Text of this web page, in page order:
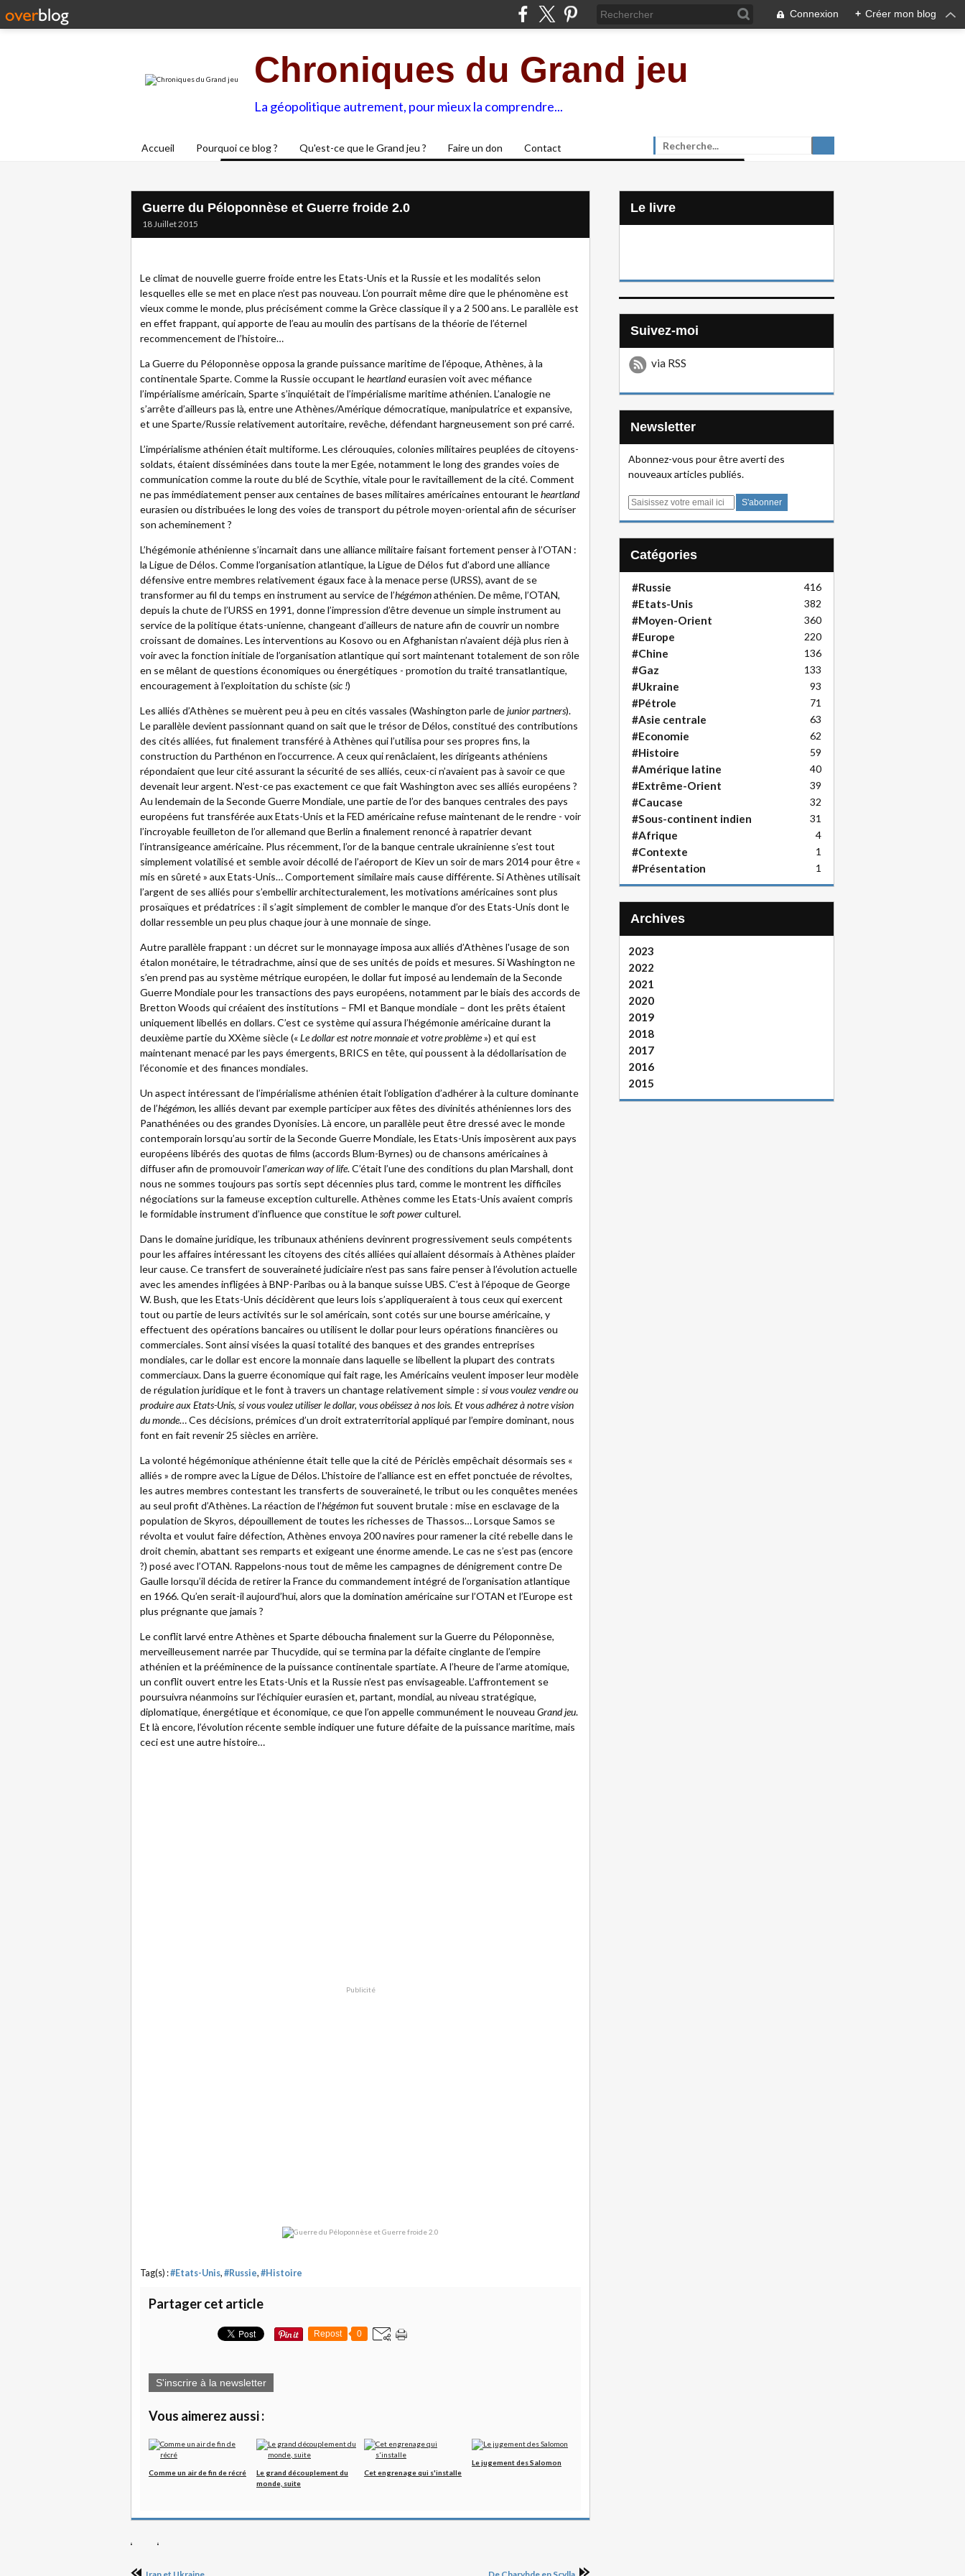
Connexion + Créer mon blog
Chroniques du Grand jeu
La géopolitique autrement, pour mieux la comprendre...
Accueil Pourquoi ce blog ? Qu'est-ce que le Grand jeu ? Faire un don Contact
Guerre du Péloponnèse et Guerre froide 2.0
18 Juillet 2015
Le climat de nouvelle guerre froide entre les Etats-Unis et la Russie et les modalités selon
lesquelles elle se met en place n’est pas nouveau. L’on pourrait même dire que le phénomène est
vieux comme le monde, plus précisément comme la Grèce classique il y a 2 500 ans. Le parallèle est
en effet frappant, qui apporte de l’eau au moulin des partisans de la théorie de l’éternel
recommencement de l’histoire…
La Guerre du Péloponnèse opposa la grande puissance maritime de l’époque, Athènes, à la
continentale Sparte. Comme la Russie occupant leheartlandeurasien voit avec méfiance
l’impérialisme américain, Sparte s’inquiétait de l’impérialisme maritime athénien. L’analogie ne
s’arrête d’ailleurs pas là, entre une Athènes/Amérique démocratique, manipulatrice et expansive,
et une Sparte/Russie relativement autoritaire, revêche, défendant hargneusement son pré carré.
L’impérialisme athénien était multiforme. Les clérouquies, colonies militaires peuplées de citoyens-
soldats, étaient disséminées dans toute la mer Egée, notamment le long des grandes voies de
communication comme la route du blé de Scythie, vitale pour le ravitaillement de la cité. Comment
ne pas immédiatement penser aux centaines de bases militaires américaines entourant leheartland
eurasien ou distribuées le long des voies de transport du pétrole moyen-oriental afin de sécuriser
son acheminement ?
L’hégémonie athénienne s’incarnait dans une alliance militaire faisant fortement penser à l’OTAN :
la Ligue de Délos. Comme l’organisation atlantique, la Ligue de Délos fut d’abord une alliance
défensive entre membres relativement égaux face à la menace perse (URSS), avant de se
transformer au fil du temps en instrument au service de l’hégémonathénien. De même, l’OTAN,
depuis la chute de l’URSS en 1991, donne l’impression d’être devenue un simple instrument au
service de la politique états-unienne, changeant d’ailleurs de nature afin de couvrir un nombre
croissant de domaines. Les interventions au Kosovo ou en Afghanistan n’avaient déjà plus rien à
voir avec la fonction initiale de l’organisation atlantique qui sort maintenant totalement de son rôle
en se mêlant de questions économiques ou énergétiques - promotion du traité transatlantique,
encouragement à l’exploitation du schiste (sic !)
Les alliés d’Athènes se muèrent peu à peu en cités vassales (Washington parle dejunior partners).
Le parallèle devient passionnant quand on sait que le trésor de Délos, constitué des contributions
des cités alliées, fut finalement transféré à Athènes qui l’utilisa pour ses propres fins, la
construction du Parthénon en l’occurrence. A ceux qui renâclaient, les dirigeants athéniens
répondaient que leur cité assurant la sécurité de ses alliés, ceux-ci n’avaient pas à savoir ce que
devenait leur argent. N’est-ce pas exactement ce que fait Washington avec ses alliés européens ?
Au lendemain de la Seconde Guerre Mondiale, une partie de l’or des banques centrales des pays
européens fut transférée aux Etats-Unis et la FED américaine refuse maintenant de le rendre - voir
l’incroyable feuilleton de l’or allemand que Berlin a finalement renoncé à rapatrier devant
l’intransigeance américaine. Plus récemment, l’or de la banque centrale ukrainienne s’est tout
simplement volatilisé et semble avoir décollé de l’aéroport de Kiev un soir de mars 2014 pour être «
mis en sûreté » aux Etats-Unis… Comportement similaire mais cause différente. Si Athènes utilisait
l’argent de ses alliés pour s’embellir architecturalement, les motivations américaines sont plus
prosaïques et prédatrices : il s’agit simplement de combler le manque d’or des Etats-Unis dont le
dollar ressemble un peu plus chaque jour à une monnaie de singe.
Autre parallèle frappant : un décret sur le monnayage imposa aux alliés d’Athènes l'usage de son
étalon monétaire, le tétradrachme, ainsi que de ses unités de poids et mesures. Si Washington ne
s’en prend pas au système métrique européen, le dollar fut imposé au lendemain de la Seconde
Guerre Mondiale pour les transactions des pays européens, notamment par le biais des accords de
Bretton Woods qui créaient des institutions – FMI et Banque mondiale – dont les prêts étaient
uniquement libellés en dollars. C’est ce système qui assura l’hégémonie américaine durant la
deuxième partie du XXème siècle («Le dollar est notre monnaie et votre problème») et qui est
maintenant menacé par les pays émergents, BRICS en tête, qui poussent à la dédollarisation de
l’économie et des finances mondiales.
Un aspect intéressant de l’impérialisme athénien était l’obligation d’adhérer à la culture dominante
de l’hégémon, les alliés devant par exemple participer aux fêtes des divinités athéniennes lors des
Panathénées ou des grandes Dyonisies. Là encore, un parallèle peut être dressé avec le monde
contemporain lorsqu’au sortir de la Seconde Guerre Mondiale, les Etats-Unis imposèrent aux pays
européens libérés des quotas de films (accords Blum-Byrnes) ou de chansons américaines à
diffuser afin de promouvoir l’american way of life. C’était l’une des conditions du plan Marshall, dont
nous ne sommes toujours pas sortis sept décennies plus tard, comme le montrent les difficiles
négociations sur la fameuse exception culturelle. Athènes comme les Etats-Unis avaient compris
le formidable instrument d’influence que constitue lesoft powerculturel.
Dans le domaine juridique, les tribunaux athéniens devinrent progressivement seuls compétents
pour les affaires intéressant les citoyens des cités alliées qui allaient désormais à Athènes plaider
leur cause. Ce transfert de souveraineté judiciaire n’est pas sans faire penser à l’évolution actuelle
avec les amendes infligées à BNP-Paribas ou à la banque suisse UBS. C’est à l’époque de George
W. Bush, que les Etats-Unis décidèrent que leurs lois s’appliqueraient à tous ceux qui exercent
tout ou partie de leurs activités sur le sol américain, sont cotés sur une bourse américaine, y
effectuent des opérations bancaires ou utilisent le dollar pour leurs opérations financières ou
commerciales. Sont ainsi visées la quasi totalité des banques et des grandes entreprises
mondiales, car le dollar est encore la monnaie dans laquelle se libellent la plupart des contrats
commerciaux. Dans la guerre économique qui fait rage, les Américains veulent imposer leur modèle
de régulation juridique et le font à travers un chantage relativement simple : si vous voulez vendre ou
produire aux Etats-Unis, si vous voulez utiliser le dollar, vous obéissez à nos lois. Et vous adhérez à notre vision
du monde… Ces décisions, prémices d’un droit extraterritorial appliqué par l’empire dominant, nous
font en fait revenir 25 siècles en arrière.
La volonté hégémonique athénienne était telle que la cité de Périclès empêchait désormais ses «
alliés » de rompre avec la Ligue de Délos. L'histoire de l’alliance est en effet ponctuée de révoltes,
les autres membres contestant les transferts de souveraineté, le tribut ou les conquêtes menées
au seul profit d’Athènes. La réaction de l’hégémonfut souvent brutale : mise en esclavage de la
population de Skyros, dépouillement de toutes les richesses de Thassos… Lorsque Samos se
révolta et voulut faire défection, Athènes envoya 200 navires pour ramener la cité rebelle dans le
droit chemin, abattant ses remparts et exigeant une énorme amende. Le cas ne s’est pas (encore
?) posé avec l’OTAN. Rappelons-nous tout de même les campagnes de dénigrement contre De
Gaulle lorsqu’il décida de retirer la France du commandement intégré de l’organisation atlantique
en 1966. Qu’en serait-il aujourd’hui, alors que la domination américaine sur l’OTAN et l’Europe est
plus prégnante que jamais ?
Le conflit larvé entre Athènes et Sparte déboucha finalement sur la Guerre du Péloponnèse,
merveilleusement narrée par Thucydide, qui se termina par la défaite cinglante de l’empire
athénien et la prééminence de la puissance continentale spartiate. A l’heure de l’arme atomique,
un conflit ouvert entre les Etats-Unis et la Russie n’est pas envisageable. L’affrontement se
poursuivra néanmoins sur l’échiquier eurasien et, partant, mondial, au niveau stratégique,
diplomatique, énergétique et économique, ce que l’on appelle communément le nouveau Grand jeu.
Et là encore, l’évolution récente semble indiquer une future défaite de la puissance maritime, mais
ceci est une autre histoire…
Publicité
Tag(s) :#Etats-Unis, #Russie, #Histoire
Partager cet article
Repost 0
S'inscrire à la newsletter
Vous aimerez aussi :
Comme un air de fin de récré
Le grand découplement du
monde, suite
Cet engrenage qui s'installe
Le jugement des Salomon
Le livre
Suivez-moi
via RSS
Newsletter
Abonnez-vous pour être averti des
nouveaux articles publiés.
E
Catégories
#Russie 416
#Etats-Unis 382
#Moyen-Orient 360
#Europe 220
#Chine 136
#Gaz 133
#Ukraine 93
#Pétrole 71
#Asie centrale 63
#Economie 62
#Histoire 59
#Amérique latine 40
#Extrême-Orient 39
#Caucase 32
#Sous-continent indien 31
#Afrique 4
#Contexte 1
#Présentation 1
Archives
2023
2022
2021
2020
2019
2018
2017
2016
2015